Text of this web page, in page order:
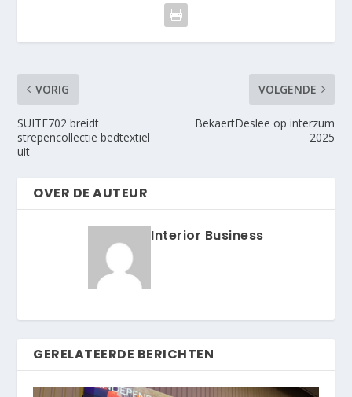
VORIG
SUITE702 breidt
strepencollectie bedtextiel
uit
VOLGENDE
BekaertDeslee op interzum
2025
OVER DE AUTEUR
Interior Business
GERELATEERDE BERICHTEN